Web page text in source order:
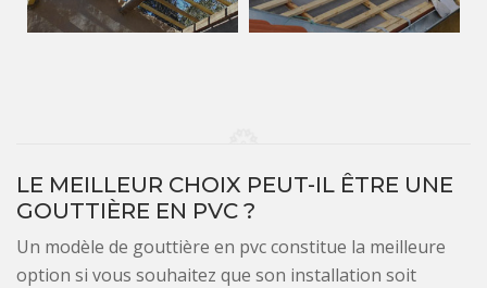
LE MEILLEUR CHOIX PEUT-IL ÊTRE UNE
GOUTTIÈRE EN PVC ?
Un modèle de gouttière en pvc constitue la meilleure
option si vous souhaitez que son installation soit